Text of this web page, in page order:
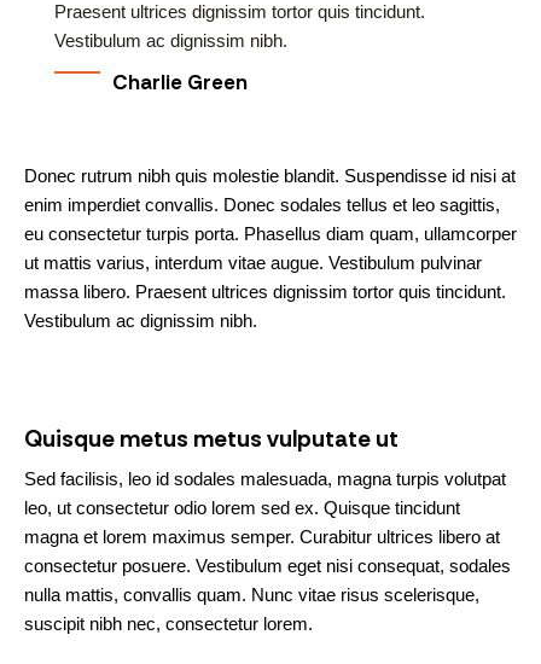
Praesent ultrices dignissim tortor quis tincidunt.
Vestibulum ac dignissim nibh.
Charlie Green
Donec rutrum nibh quis molestie blandit. Suspendisse id nisi at
enim imperdiet convallis. Donec sodales tellus et leo sagittis,
eu consectetur turpis porta. Phasellus diam quam, ullamcorper
ut mattis varius, interdum vitae augue. Vestibulum pulvinar
massa libero. Praesent ultrices dignissim tortor quis tincidunt.
Vestibulum ac dignissim nibh.
Quisque metus metus vulputate ut
Sed facilisis, leo id sodales malesuada, magna turpis volutpat
leo, ut consectetur odio lorem sed ex. Quisque tincidunt
magna et lorem maximus semper. Curabitur ultrices libero at
consectetur posuere. Vestibulum eget nisi consequat, sodales
nulla mattis, convallis quam. Nunc vitae risus scelerisque,
suscipit nibh nec, consectetur lorem.